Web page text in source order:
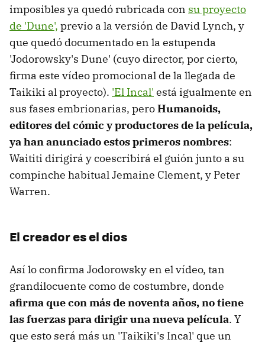
imposibles ya quedó rubricada con su proyecto
de 'Dune', previo a la versión de David Lynch, y
que quedó documentado en la estupenda
'Jodorowsky's Dune' (cuyo director, por cierto,
firma este vídeo promocional de la llegada de
Taikiki al proyecto). 'El Incal' está igualmente en
sus fases embrionarias, peroHumanoids,
editores del cómic y productores de la película,
ya han anunciado estos primeros nombres:
Waititi dirigirá y coescribirá el guión junto a su
compinche habitual Jemaine Clement, y Peter
Warren.
El creador es el dios
Así lo confirma Jodorowsky en el vídeo, tan
grandilocuente como de costumbre, donde
afirma que con más de noventa años, no tiene
las fuerzas para dirigir una nueva película. Y
que esto será más un 'Taikiki's Incal' que un